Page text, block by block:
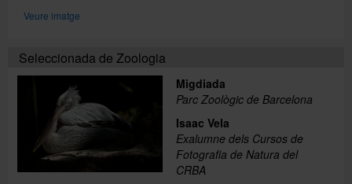
Veure imatge
Seleccionada de Zoologia
Migdiada
Parc Zoològic de Barcelona
Isaac Vela
Exalumne dels Cursos de
Fotografia de Natura del
CRBA